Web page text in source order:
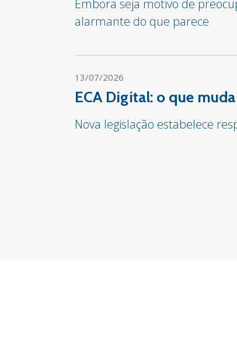
Embora seja motivo de
alarmante do que parece
13/07/2026
ECA Digital: o que
Nova legislação estabelece